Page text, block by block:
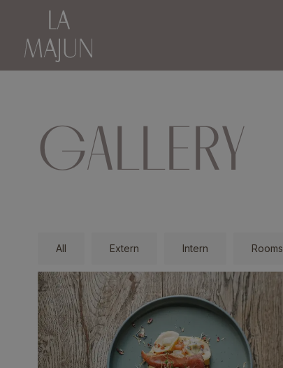
GALLERY
All Extern Intern Rooms